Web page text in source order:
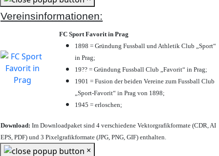
Vereinsinformationen:
FC Sport Favorit in Prag
1898 = Gründung Fussball und Athletik Club „Sport“
in Prag;
19?? = Gründung Fussball Club „Favorit“ in Prag;
1901 = Fusion der beiden Vereine zum Fussball Club
„Sport-Favorit“ in Prag von 1898;
1945 = erloschen;
Download: Im Downloadpaket sind 4 verschiedene Vektorgrafikformate (CDR, AI
EPS, PDF) und 3 Pixelgrafikformate (JPG, PNG, GIF) enthalten.
×